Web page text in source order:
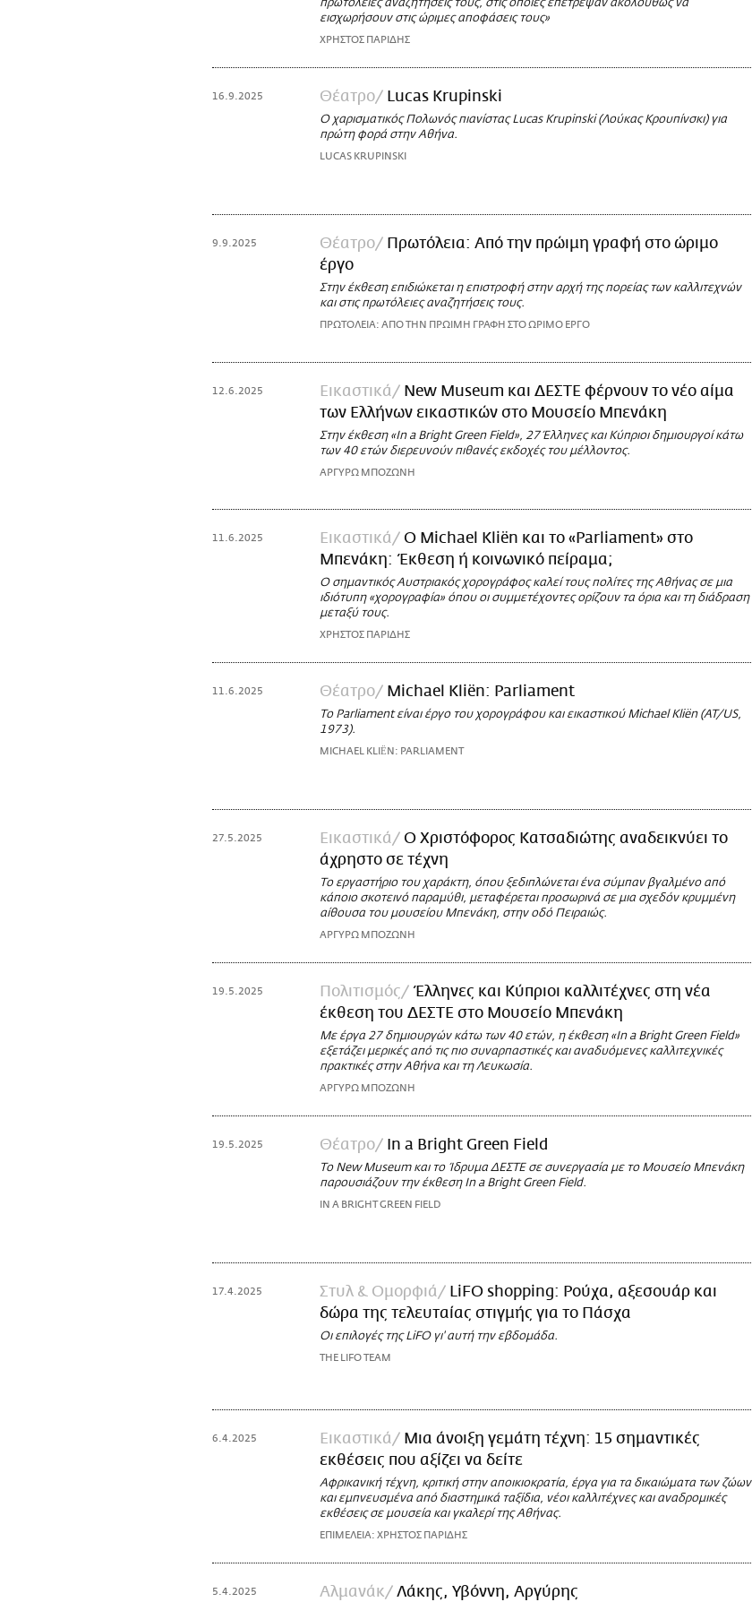
πρωτόλειες αναζητήσεις τους, στις οποίες επέτρεψαν ακολούθως να
εισχωρήσουν στις ώριμες αποφάσεις τους»
ΧΡΗΣΤΟΣ ΠΑΡΙΔΗΣ
16.9.2025 Θέατρο Lucas Krupinski
Ο χαρισματικός Πολωνός πιανίστας Lucas Krupinski (Λούκας Κρουπίνσκι) για
πρώτη φορά στην Αθήνα.
LUCAS KRUPINSKI
9.9.2025 Θέατρο
Πρωτόλεια: Από την πρώιμη γραφή στο ώριμο
έργο
Στην έκθεση επιδιώκεται η επιστροφή στην αρχή της πορείας των καλλιτεχνών
και στις πρωτόλειες αναζητήσεις τους.
ΠΡΩΤΟΛΕΙΑ: ΑΠΟ ΤΗΝ ΠΡΩΙΜΗ ΓΡΑΦΗ ΣΤΟ ΩΡΙΜΟ ΕΡΓΟ
12.6.2025 Εικαστικά
New Museum και ΔΕΣΤΕ φέρνουν το νέο αίμα
των Ελλήνων εικαστικών στο Μουσείο Μπενάκη
Στην έκθεση «In a Bright Green Field», 27 Έλληνες και Κύπριοι δημιουργοί κάτω
των 40 ετών διερευνούν πιθανές εκδοχές του μέλλοντος.
ΑΡΓΥΡΩ ΜΠΟΖΩΝΗ
11.6.2025 Εικαστικά
O Michael Kliën και το «Parliament» στο
Μπενάκη: Έκθεση ή κοινωνικό πείραμα;
Ο σημαντικός Αυστριακός χορογράφος καλεί τους πολίτες της Αθήνας σε μια
ιδιότυπη «χορογραφία» όπου οι συμμετέχοντες ορίζουν τα όρια και τη διάδραση
μεταξύ τους.
ΧΡΗΣΤΟΣ ΠΑΡΙΔΗΣ
11.6.2025 Θέατρο Michael Kliën: Parliament
Το Parliament είναι έργο του χορογράφου και εικαστικού Michael Kliën (AT/US,
1973).
MICHAEL KLIËN: PARLIAMENT
27.5.2025 Εικαστικά
Ο Χριστόφορος Κατσαδιώτης αναδεικνύει το
άχρηστο σε τέχνη
Το εργαστήριο του χαράκτη, όπου ξεδιπλώνεται ένα σύμπαν βγαλμένο από
κάποιο σκοτεινό παραμύθι, μεταφέρεται προσωρινά σε μια σχεδόν κρυμμένη
αίθουσα του μουσείου Μπενάκη, στην οδό Πειραιώς.
ΑΡΓΥΡΩ ΜΠΟΖΩΝΗ
19.5.2025 Πολιτισμός
Έλληνες και Κύπριοι καλλιτέχνες στη νέα
έκθεση του ΔΕΣΤΕ στο Μουσείο Μπενάκη
Με έργα 27 δημιουργών κάτω των 40 ετών, η έκθεση «In a Bright Green Field»
εξετάζει μερικές από τις πιο συναρπαστικές και αναδυόμενες καλλιτεχνικές
πρακτικές στην Αθήνα και τη Λευκωσία.
ΑΡΓΥΡΩ ΜΠΟΖΩΝΗ
19.5.2025 Θέατρο In a Bright Green Field
Το New Museum και το Ίδρυμα ΔΕΣΤΕ σε συνεργασία με το Μουσείο Μπενάκη
παρουσιάζουν την έκθεση In a Bright Green Field.
IN A BRIGHT GREEN FIELD
17.4.2025 Στυλ & Ομορφιά
LiFO shopping: Ρούχα, αξεσουάρ και
δώρα της τελευταίας στιγμής για το Πάσχα
Οι επιλογές της LiFO γι' αυτή την εβδομάδα.
THE LIFO TEAM
6.4.2025 Εικαστικά
Μια άνοιξη γεμάτη τέχνη: 15 σημαντικές
εκθέσεις που αξίζει να δείτε
Αφρικανική τέχνη, κριτική στην αποικιοκρατία, έργα για τα δικαιώματα των ζώων
και εμπνευσμένα από διαστημικά ταξίδια, νέοι καλλιτέχνες και αναδρομικές
εκθέσεις σε μουσεία και γκαλερί της Αθήνας.
ΕΠΙΜΕΛΕΙΑ: ΧΡΗΣΤΟΣ ΠΑΡΙΔΗΣ
5.4.2025 Αλμανάκ Λάκης, Υβόννη, Αργύρης